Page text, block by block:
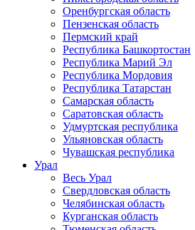
Оренбургская область
Пензенская область
Пермский край
Республика Башкортостан
Республика Марий Эл
Республика Мордовия
Республика Татарстан
Самарская область
Саратовская область
Удмуртская республика
Ульяновская область
Чувашская республика
Урал
Весь Урал
Свердловская область
Челябинская область
Курганская область